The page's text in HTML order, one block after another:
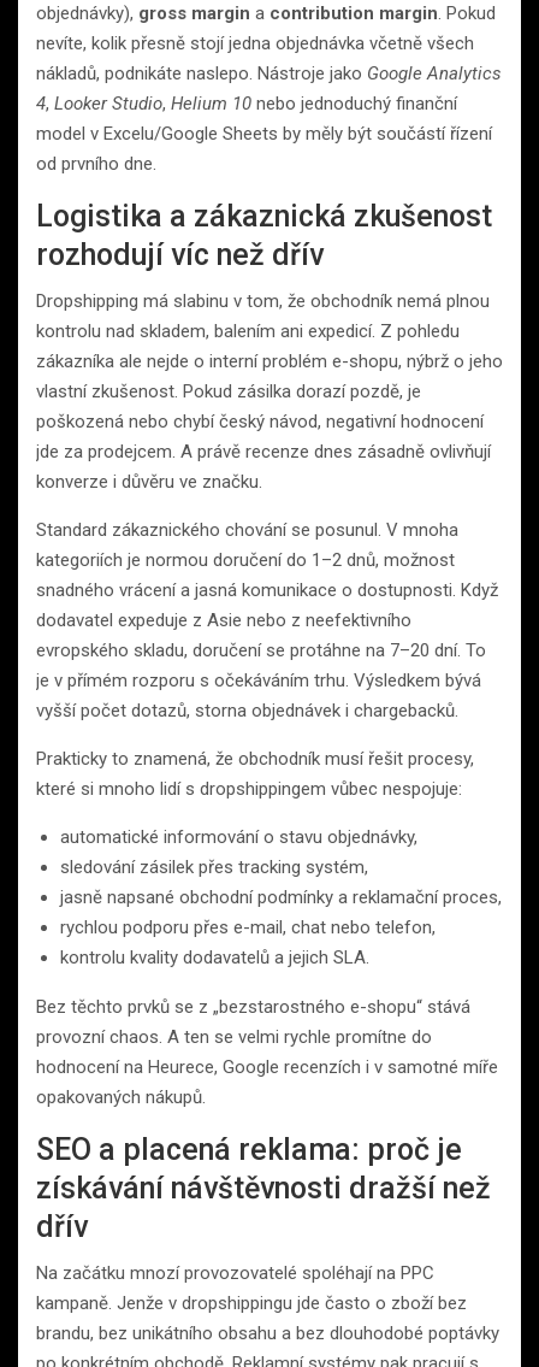
objednávky), gross margin a contribution margin. Pokud
nevíte, kolik přesně stojí jedna objednávka včetně všech
nákladů, podnikáte naslepo. Nástroje jako Google Analytics
4, Looker Studio, Helium 10 nebo jednoduchý finanční
model v Excelu/Google Sheets by měly být součástí řízení
od prvního dne.
Logistika a zákaznická zkušenost
rozhodují víc než dřív
Dropshipping má slabinu v tom, že obchodník nemá plnou
kontrolu nad skladem, balením ani expedicí. Z pohledu
zákazníka ale nejde o interní problém e-shopu, nýbrž o jeho
vlastní zkušenost. Pokud zásilka dorazí pozdě, je
poškozená nebo chybí český návod, negativní hodnocení
jde za prodejcem. A právě recenze dnes zásadně ovlivňují
konverze i důvěru ve značku.
Standard zákaznického chování se posunul. V mnoha
kategoriích je normou doručení do 1–2 dnů, možnost
snadného vrácení a jasná komunikace o dostupnosti. Když
dodavatel expeduje z Asie nebo z neefektivního
evropského skladu, doručení se protáhne na 7–20 dní. To
je v přímém rozporu s očekáváním trhu. Výsledkem bývá
vyšší počet dotazů, storna objednávek i chargebacků.
Prakticky to znamená, že obchodník musí řešit procesy,
které si mnoho lidí s dropshippingem vůbec nespojuje:
automatické informování o stavu objednávky,
sledování zásilek přes tracking systém,
jasně napsané obchodní podmínky a reklamační proces,
rychlou podporu přes e-mail, chat nebo telefon,
kontrolu kvality dodavatelů a jejich SLA.
Bez těchto prvků se z „bezstarostného e-shopu“ stává
provozní chaos. A ten se velmi rychle promítne do
hodnocení na Heurece, Google recenzích i v samotné míře
opakovaných nákupů.
SEO a placená reklama: proč je
získávání návštěvnosti dražší než
dřív
Na začátku mnozí provozovatelé spoléhají na PPC
kampaně. Jenže v dropshippingu jde často o zboží bez
brandu, bez unikátního obsahu a bez dlouhodobé poptávky